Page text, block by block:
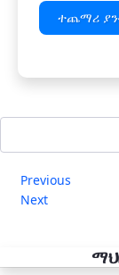
ተጨማሪ
Previous
Next